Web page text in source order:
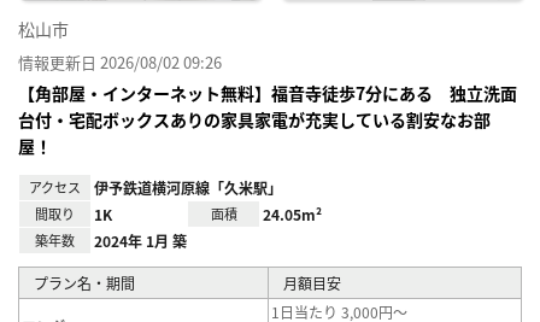
松山市
情報更新日 2026/08/02 09:26
【角部屋・インターネット無料】福音寺徒歩7分にある 独立洗面
台付・宅配ボックスありの家具家電が充実している割安なお部
屋！
アクセス 伊予鉄道横河原線「久米駅」
間取り 1K 面積 24.05m²
築年数 2024年 1月 築
プラン名・期間 月額目安
1日当たり 3,000円～